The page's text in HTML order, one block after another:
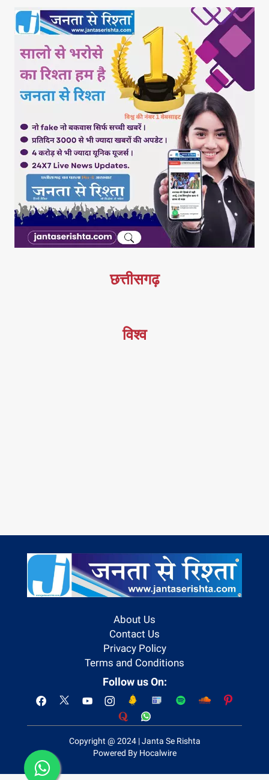
छत्तीसगढ़
विश्व
About Us
Contact Us
Privacy Policy
Terms and Conditions
Follow us On:
Copyright @ 2024 | Janta Se Rishta
Powered By Hocalwire